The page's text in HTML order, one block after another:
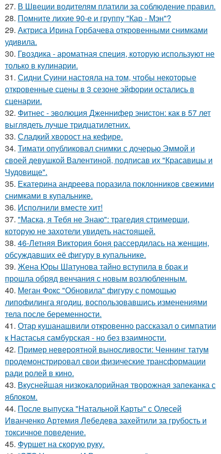
27. В Швеции водителям платили за соблюдение правил.
28. Помните лихие 90-е и группу "Кар - Мэн"?
29. Актриса Ирина Горбачева откровенными снимками
удивила.
30. Гвоздика - ароматная специя, которую используют не
только в кулинарии.
31. Сидни Суини настояла на том, чтобы некоторые
откровенные сцены в 3 сезоне эйфории остались в
сценарии.
32. Фитнес - эволюция Дженнифер энистон: как в 57 лет
выглядеть лучше тридцатилетних.
33. Сладкий хворост на кефире.
34. Тимати опубликовал снимки с дочерью Эммой и
своей девушкой Валентиной, подписав их "Красавицы и
Чудовище".
35. Екатерина андреева поразила поклонников свежими
снимками в купальнике.
36. Исполнили вместе хит!
37. "Маска, я Тебя не Знаю": трагедия стримерши,
которую не захотели увидеть настоящей.
38. 46-Летняя Виктория боня рассердилась на женщин,
обсуждавших её фигуру в купальнике.
39. Жена Юры Шатунова тайно вступила в брак и
прошла обряд венчания с новым возлюбленным.
40. Меган Фокс "Обновила" фигуру с помощью
липофилинга ягодиц, воспользовавшись изменениями
тела после беременности.
41. Отар кушанашвили откровенно рассказал о симпатии
к Настасья самбурская - но без взаимности.
42. Пример невероятной выносливости: Ченнинг татум
продемонстрировал свои физические трансформации
ради ролей в кино.
43. Вкуснейшая низкокалорийная творожная запеканка с
яблоком.
44. После выпуска "Натальной Карты" с Олесей
Иванченко Артемия Лебедева захейтили за грубость и
токсичное поведение.
45. Фуршет на скорую руку.